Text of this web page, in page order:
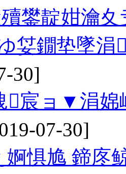
鐢靛姏瀹
姇鐗垫墜涓
30]
宸ョ▼涓婂
07-30]
婀惧尯 鍗庝